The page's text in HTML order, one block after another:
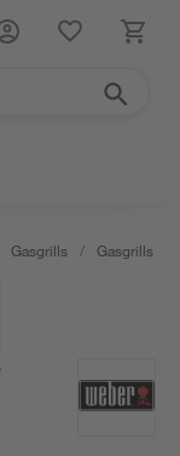
Gasgrills / Gasgrills